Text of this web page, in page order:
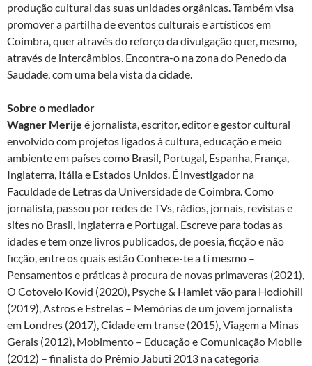
produção cultural das suas unidades orgânicas. Também visa
promover a partilha de eventos culturais e artísticos em
Coimbra, quer através do reforço da divulgação quer, mesmo,
através de intercâmbios. Encontra-o na zona do Penedo da
Saudade, com uma bela vista da cidade.
Sobre o mediador
Wagner Merije é jornalista, escritor, editor e gestor cultural
envolvido com projetos ligados à cultura, educação e meio
ambiente em países como Brasil, Portugal, Espanha, França,
Inglaterra, Itália e Estados Unidos. É investigador na
Faculdade de Letras da Universidade de Coimbra. Como
jornalista, passou por redes de TVs, rádios, jornais, revistas e
sites no Brasil, Inglaterra e Portugal. Escreve para todas as
idades e tem onze livros publicados, de poesia, ficção e não
ficção, entre os quais estão Conhece-te a ti mesmo –
Pensamentos e práticas à procura de novas primaveras (2021),
O Cotovelo Kovid (2020), Psyche & Hamlet vão para Hodiohill
(2019), Astros e Estrelas – Memórias de um jovem jornalista
em Londres (2017), Cidade em transe (2015), Viagem a Minas
Gerais (2012), Mobimento – Educação e Comunicação Mobile
(2012) – finalista do Prêmio Jabuti 2013 na categoria